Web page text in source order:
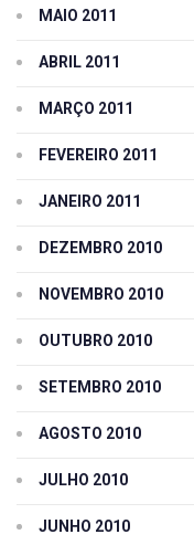
MAIO 2011
ABRIL 2011
MARÇO 2011
FEVEREIRO 2011
JANEIRO 2011
DEZEMBRO 2010
NOVEMBRO 2010
OUTUBRO 2010
SETEMBRO 2010
AGOSTO 2010
JULHO 2010
JUNHO 2010